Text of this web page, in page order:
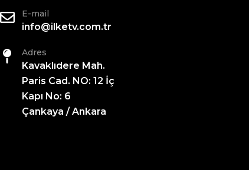
E-mail
info@ilketv.com.tr
Adres
Kavaklıdere Mah.
Paris Cad. NO: 12 İç
Kapı No: 6
Çankaya / Ankara